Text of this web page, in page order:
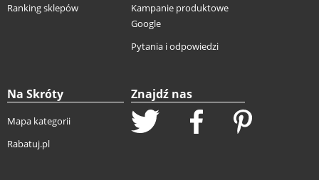
Ranking sklepów
Kampanie produktowe
Google
Pytania i odpowiedzi
Na Skróty
Mapa kategorii
Rabatuj.pl
Znajdź nas